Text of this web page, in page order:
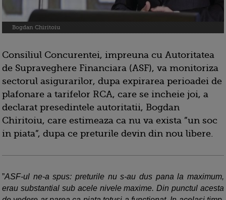
Bogdan Chiritoiu
Consiliul Concurentei, impreuna cu Autoritatea
de Supraveghere Financiara (ASF), va monitoriza
sectorul asigurarilor, dupa expirarea perioadei de
plafonare a tarifelor RCA, care se incheie joi, a
declarat presedintele autoritatii, Bogdan
Chiritoiu, care estimeaza ca nu va exista ”un soc
in piata”, dupa ce preturile devin din nou libere.
”ASF-ul ne-a spus: preturile nu s-au dus pana la maximum,
erau substantial sub acele nivele maxime. Din punctul acesta